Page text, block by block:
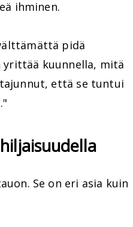
ihminen.
pidä
yrittää kuunnella, mitä
tajunnut, että se tuntui
Se on eri asia kuin